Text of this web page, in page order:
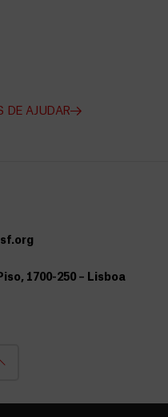
a MSF
DE AJUDAR
1700-250 – Lisboa